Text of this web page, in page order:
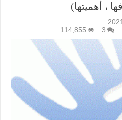
، أهميتها)
3
114,855